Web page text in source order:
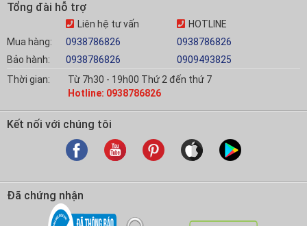
Tổng đài hỗ trợ
Mua hàng:
Bảo hành:
Liên hệ tư vấn
0938786826
0938786826
HOTLINE
0938786826
0909493825
Thời gian:
Từ 7h30 - 19h00 Thứ 2 đến thứ 7
Hotline: 0938786826
Kết nối với chúng tôi
Đã chứng nhận